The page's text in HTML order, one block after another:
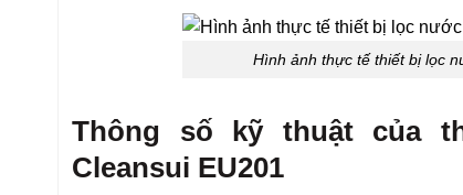
Hình ảnh thực tế thiết bị lọc
Thông số kỹ thuật của
Cleansui EU201